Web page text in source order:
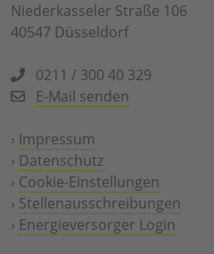
Niederkasseler Straße 106
40547 Düsseldorf
0211 / 300 40 329
E-Mail senden
› Impressum
› Datenschutz
› Cookie-Einstellungen
› Stellenausschreibungen
› Energieversorger Login